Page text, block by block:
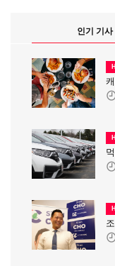
인기 기사